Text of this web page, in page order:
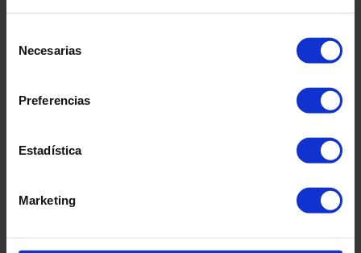
Necesarias
Preferencias
Estadística
Marketing
Información de producto
Información del Aplicaciones y Garantía del producto
Información técnica, de sostenibilidad y